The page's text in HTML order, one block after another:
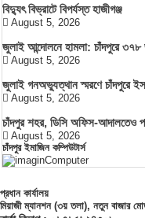
বিদ্যুৎ বিভ্রাটে বিপর্যস্ত হাজীগঞ্জ
August 5, 2026
জুলাই আন্দোলনে হামলা: চাঁদপুরে ৩৭৮
August 5, 2026
জুলাই গনঅভ্যুত্থান স্মরণে চাঁদপুরে
August 5, 2026
চাঁদপুর শহর, ডিসি অফিস-আদালতেও
August 5, 2026
চাঁদপুর ইমাজিন কম্পিউটার্স
প্রধান কার্যালয়
মিয়াজী ম্যানশন (৩য় তলা), নতুন বাজার